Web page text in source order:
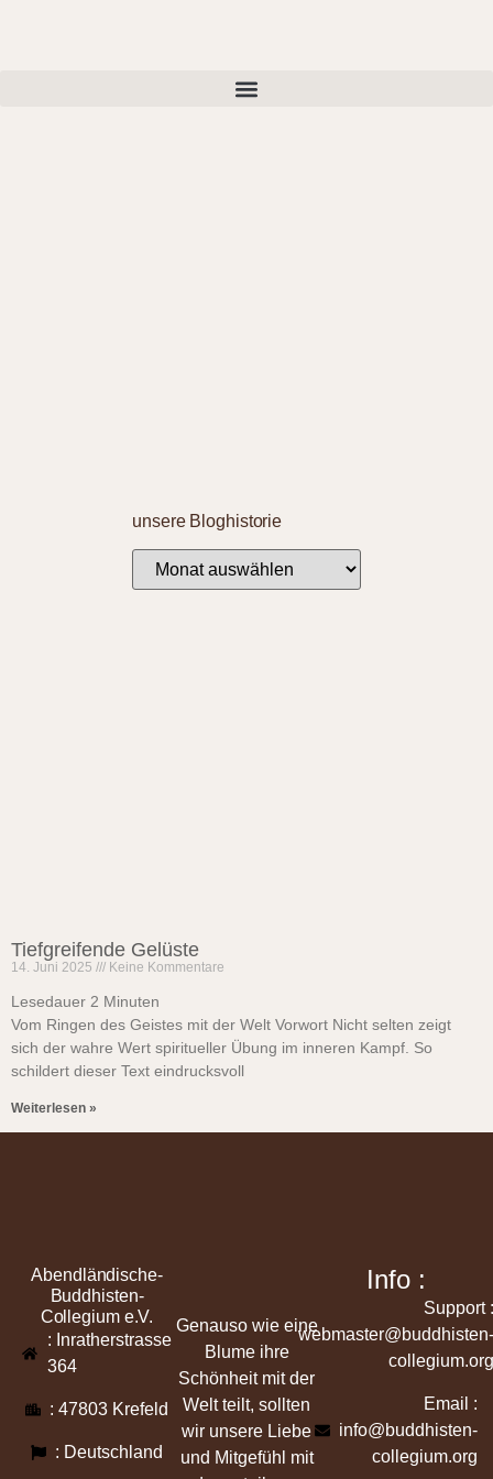
unsere Bloghistorie
Tiefgreifende Gelüste
14. Juni 2025 Keine Kommentare
Lesedauer 2 Minuten
Vom Ringen des Geistes mit der Welt Vorwort Nicht selten zeigt
sich der wahre Wert spiritueller Übung im inneren Kampf. So
schildert dieser Text eindrucksvoll
Weiterlesen »
Abendländische-
Buddhisten-
Collegium e.V.
: Inratherstrasse
364
: 47803 Krefeld
: Deutschland
Genauso wie eine
Blume ihre
Schönheit mit der
Welt teilt, sollten
wir unsere Liebe
und Mitgefühl mit
Info :
Support :
webmaster@buddhisten-
collegium.org
Email :
info@buddhisten-
collegium.org